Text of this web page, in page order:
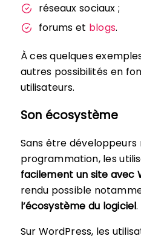
réseaux sociaux ;
forums et blogs.
À ces quelques
autres possibilités en
utilisateurs.
Son écosystème
Sans être développeurs
programmation, les
facilement un site avec
rendu possible
l’écosystème du logiciel.
Sur WordPress, les